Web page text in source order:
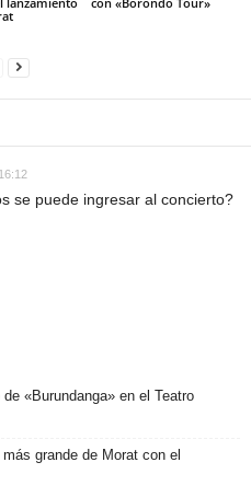
se puede ingresar al concierto?
«Burundanga» en el Teatro
grande de Morat con el